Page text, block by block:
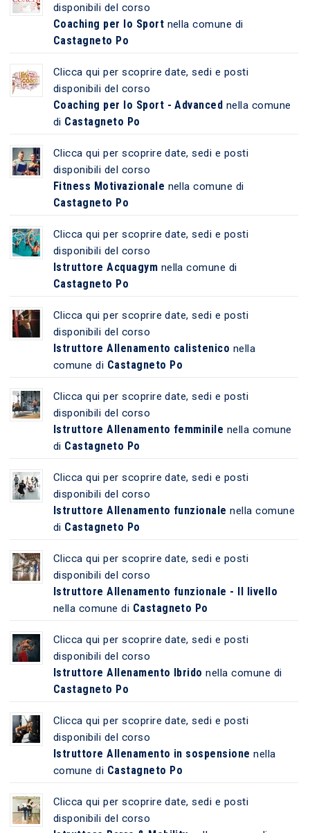
disponibili del corso
Coaching per lo Sport nella comune di
Castagneto Po
Clicca qui per scoprire date, sedi e posti
disponibili del corso
Coaching per lo Sport - Advanced nella comune
di Castagneto Po
Clicca qui per scoprire date, sedi e posti
disponibili del corso
Fitness Motivazionale nella comune di
Castagneto Po
Clicca qui per scoprire date, sedi e posti
disponibili del corso
Istruttore Acquagym nella comune di
Castagneto Po
Clicca qui per scoprire date, sedi e posti
disponibili del corso
Istruttore Allenamento calistenico nella
comune di Castagneto Po
Clicca qui per scoprire date, sedi e posti
disponibili del corso
Istruttore Allenamento femminile nella comune
di Castagneto Po
Clicca qui per scoprire date, sedi e posti
disponibili del corso
Istruttore Allenamento funzionale nella comune
di Castagneto Po
Clicca qui per scoprire date, sedi e posti
disponibili del corso
Istruttore Allenamento funzionale - II livello
nella comune di Castagneto Po
Clicca qui per scoprire date, sedi e posti
disponibili del corso
Istruttore Allenamento Ibrido nella comune di
Castagneto Po
Clicca qui per scoprire date, sedi e posti
disponibili del corso
Istruttore Allenamento in sospensione nella
comune di Castagneto Po
Clicca qui per scoprire date, sedi e posti
disponibili del corso